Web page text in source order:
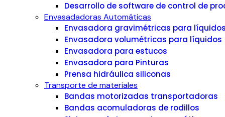
Desarrollo de software de control de
Envasadadoras Automáticas
Envasadora gravimétricas para
Envasadora volumétricas para líquidos
Envasadora para estucos
Envasadora para Pinturas
Prensa hidráulica siliconas
Transporte de materiales
Bandas motorizadas transportadoras
Bandas acomuladoras de rodillos